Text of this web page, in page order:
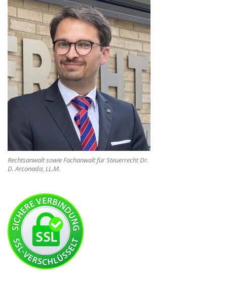
Rechtsanwalt sowie Fachanwalt für Steuerrecht Dr.
D. Arconada, LL.M.